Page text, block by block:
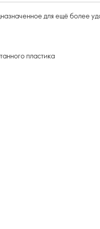
для ещё более
пластика